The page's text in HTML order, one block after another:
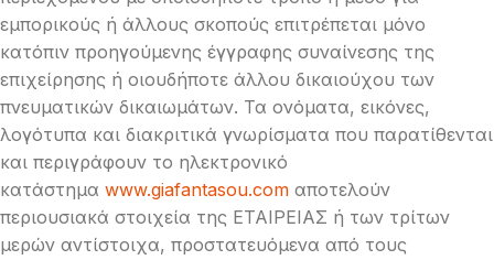
εμπορικούς ή άλλους σκοπούς επιτρέπεται μόνο
κατόπιν προηγούμενης έγγραφης συναίνεσης της
επιχείρησης ή οιουδήποτε άλλου δικαιούχου των
πνευματικών δικαιωμάτων. Τα ονόματα, εικόνες,
λογότυπα και διακριτικά γνωρίσματα που παρατίθενται
και περιγράφουν το ηλεκτρονικό
κατάστημα www.giafantasou.com αποτελούν
περιουσιακά στοιχεία της ΕΤΑΙΡΕΙΑΣ ή των τρίτων
μερών αντίστοιχα, προστατευόμενα από τους